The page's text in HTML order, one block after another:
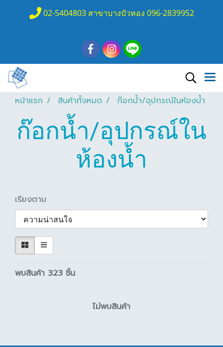
02-5404803 สาขาบางบัวทอง 096-2839952
หน้าแรก สินค้าทั้งหมด ก๊อกน้ำ/อุปกรณ์ในห้องน้ำ
ก๊อกน้ำ/อุปกรณ์ใน
ห้องน้ำ
เรียงตาม
พบสินค้า 323 ชิ้น
ไม่พบสินค้า